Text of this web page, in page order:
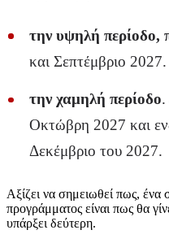
την υψηλή περίοδο,
και Σεπτέμβριο 2027.
την χαμηλή περίοδο.
Οκτώβρη 2027 και
Δεκέμβριο του 2027.
Αξίζει να σημειωθεί πως, ένα
προγράμματος είναι πως θα
υπάρξει δεύτερη.